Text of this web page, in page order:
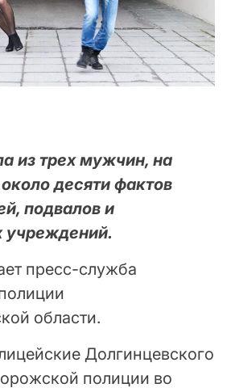
из трех мужчин, на
десяти фактов
подвалов и
пресс-служба
области.
Долгинцевского
полиции во